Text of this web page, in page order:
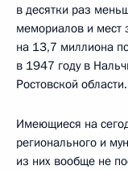
в десятки раз
мемориалов и мест
на 13,7 миллиона
в 1947 году в
Ростовской области.
Имеющиеся на
регионального и
из них вообще не